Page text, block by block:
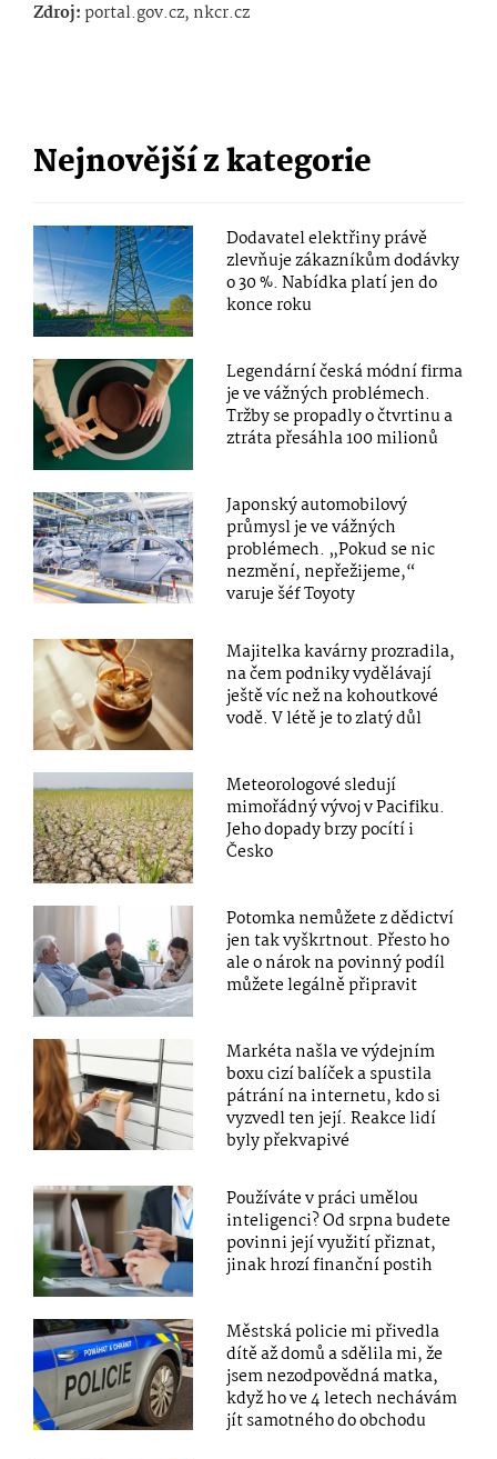
Zdroj: portal.gov.cz, nkcr.cz
Nejnovější z kategorie
Dodavatel elektřiny právě
zlevňuje zákazníkům dodávky
o 30 %. Nabídka platí jen do
konce roku
Legendární česká módní firma
je ve vážných problémech.
Tržby se propadly o čtvrtinu a
ztráta přesáhla 100 milionů
Japonský automobilový
průmysl je ve vážných
problémech. „Pokud se nic
nezmění, nepřežijeme,“
varuje šéf Toyoty
Majitelka kavárny prozradila,
na čem podniky vydělávají
ještě víc než na kohoutkové
vodě. V létě je to zlatý důl
Meteorologové sledují
mimořádný vývoj v Pacifiku.
Jeho dopady brzy pocítí i
Česko
Potomka nemůžete z dědictví
jen tak vyškrtnout. Přesto ho
ale o nárok na povinný podíl
můžete legálně připravit
Markéta našla ve výdejním
boxu cizí balíček a spustila
pátrání na internetu, kdo si
vyzvedl ten její. Reakce lidí
byly překvapivé
Používáte v práci umělou
inteligenci? Od srpna budete
povinni její využití přiznat,
jinak hrozí finanční postih
Městská policie mi přivedla
dítě až domů a sdělila mi, že
jsem nezodpovědná matka,
když ho ve 4 letech nechávám
jít samotného do obchodu